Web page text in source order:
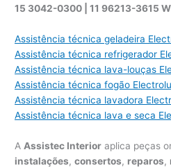
15 3042-0300 | 11 96213-3615
Assistência técnica geladeira
Assistência técnica refrigerador
Assistência técnica lava-louças
Assistência técnica fogão
Assistência técnica lavadora
Assistência técnica lava e seca
AAssistec Interior aplica peças
instalações,consertos, reparos,